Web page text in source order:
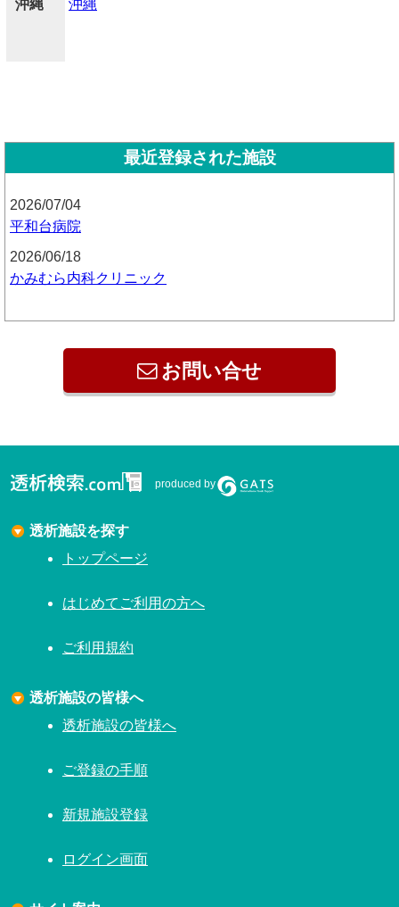
沖縄 沖縄
最近登録された施設
2026/07/04
平和台病院
2026/06/18
かみむら内科クリニック
お問い合せ
produced by
透析施設を探す
トップページ
はじめてご利用の方へ
ご利用規約
透析施設の皆様へ
透析施設の皆様へ
ご登録の手順
新規施設登録
ログイン画面